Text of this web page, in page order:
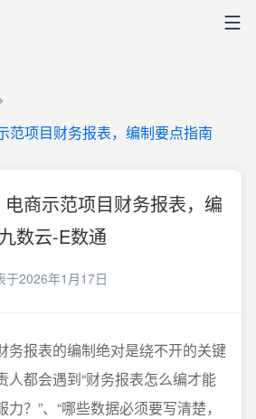
范项目财务报表，编制要点指南
商示范项目财务报表，编
数云-E数通
于2026年1月17日
务报表的编制绝对是绕不开的关键
人都会遇到“财务报表怎么编才能
？”、“哪些数据必须要写清楚，